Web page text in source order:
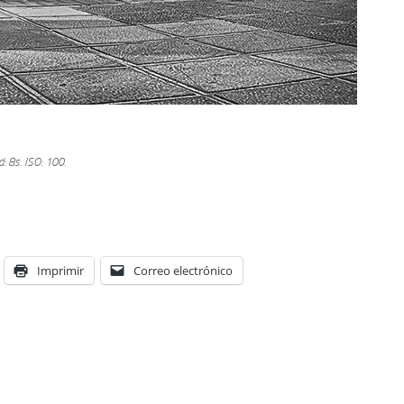
8s. ISO: 100.
Imprimir Correo electrónico